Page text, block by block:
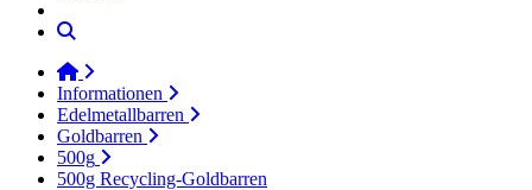
Informationen
Edelmetallbarren
Goldbarren
500g
500g Recycling-Goldbarren